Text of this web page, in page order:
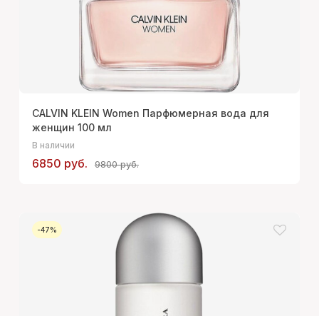
CALVIN KLEIN Women Парфюмерная вода для
женщин 100 мл
В наличии
6850 руб. 9800 руб.
-47%